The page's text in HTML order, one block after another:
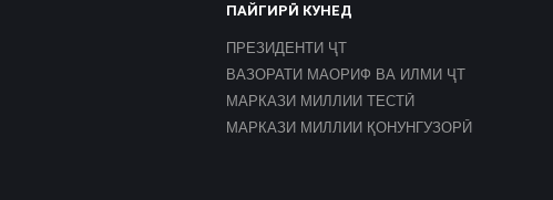
ПАЙГИРӢ КУНЕД
ПРЕЗИДЕНТИ ҶТ
ВАЗОРАТИ МАОРИФ ВА ИЛМИ ҶТ
МАРКАЗИ МИЛЛИИ ТЕСТӢ
МАРКАЗИ МИЛЛИИ ҚОНУНГУЗОРӢ